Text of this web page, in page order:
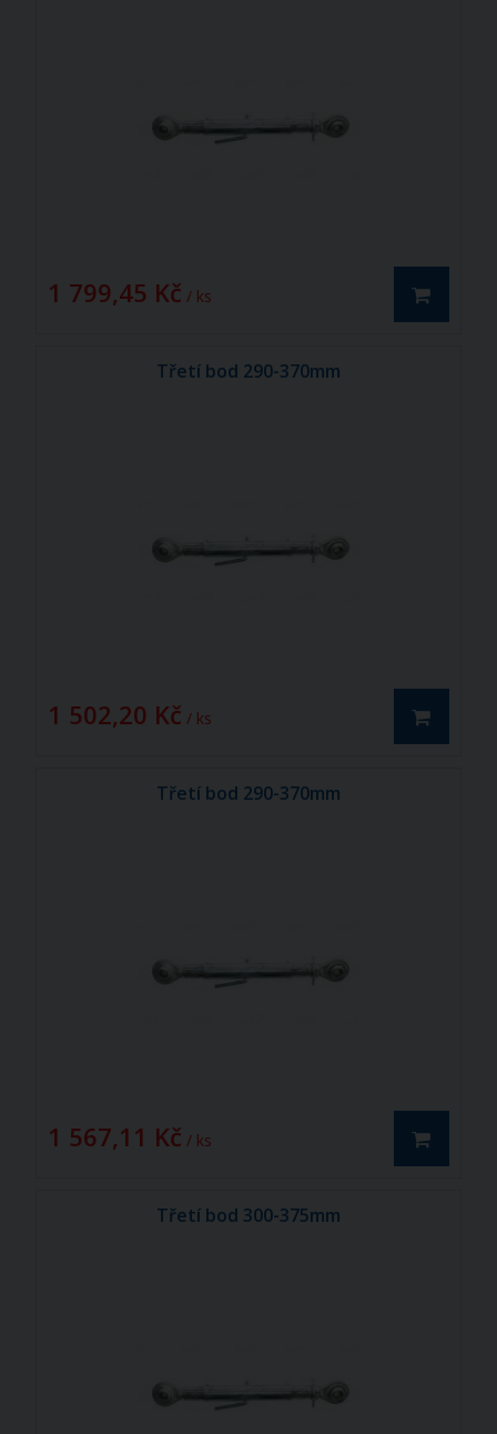
1 799,45 Kč / ks
Třetí bod 290-370mm
1 502,20 Kč / ks
Třetí bod 290-370mm
1 567,11 Kč / ks
Třetí bod 300-375mm